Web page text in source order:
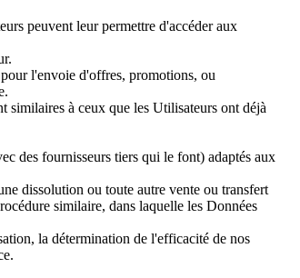
peuvent leur permettre d'accéder aux
l'envoie d'offres, promotions, ou
similaires à ceux que les Utilisateurs ont déjà
des fournisseurs tiers qui le font) adaptés aux
dissolution ou toute autre vente ou transfert
similaire, dans laquelle les Données
la détermination de l'efficacité de nos